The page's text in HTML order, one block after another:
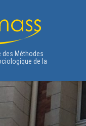
des Méthodes
de la